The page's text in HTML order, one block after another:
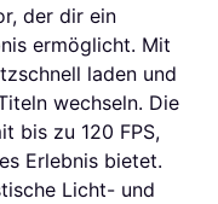
der dir ein
ermöglicht. Mit
laden und
wechseln. Die
bis zu 120 FPS,
Erlebnis bietet.
Licht- und